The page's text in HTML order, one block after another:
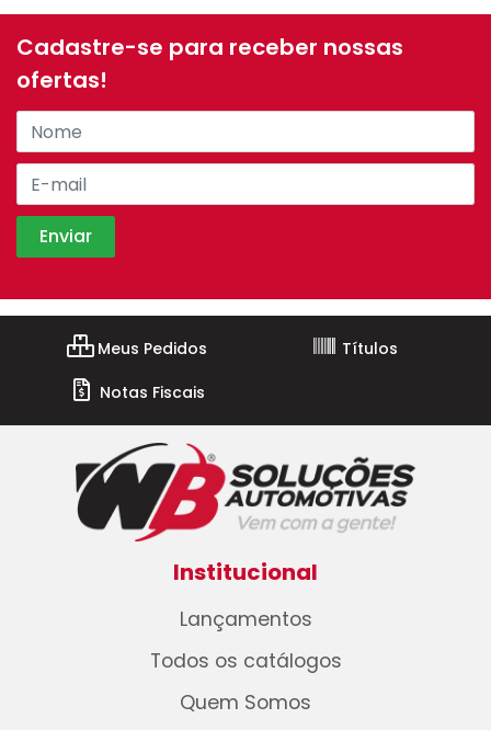
Cadastre-se para receber nossas
ofertas!
Meus Pedidos
Títulos
Notas Fiscais
Institucional
Lançamentos
Todos os catálogos
Quem Somos